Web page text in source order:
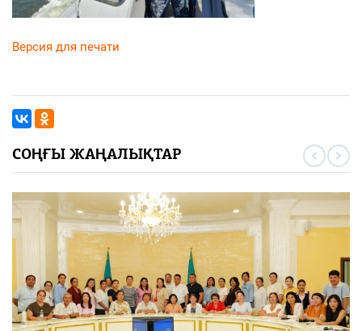
Версия для печати
СОҢҒЫ ЖАҢАЛЫҚТАР